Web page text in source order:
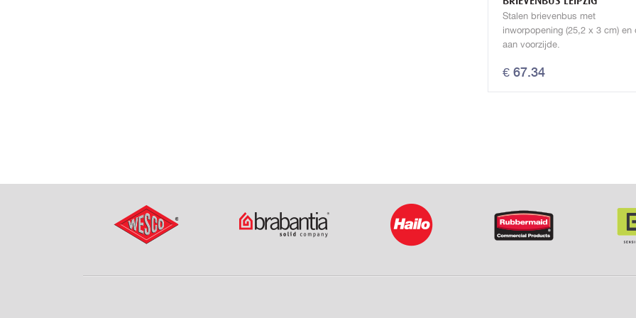
Stalen brievenbus met
inworpopening (25,2 x 3 cm) en
aan voorzijde.
€ 67.34